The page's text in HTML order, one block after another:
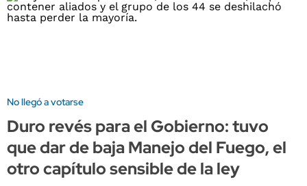
No llegó a votarse
Duro revés para el Gobierno: tuvo
que dar de baja Manejo del Fuego, el
otro capítulo sensible de la ley